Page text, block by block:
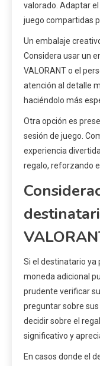
valorado. Adaptar
juego compartidas
Un embalaje
Considera usar un
VALORANT o el
atención al detalle
haciéndolo más
Otra opción es
sesión de juego.
experiencia
regalo, reforzando
Si el destinatario ya
moneda adicional
prudente verificar
preguntar sobre
decidir sobre el
significativo y
En casos donde el